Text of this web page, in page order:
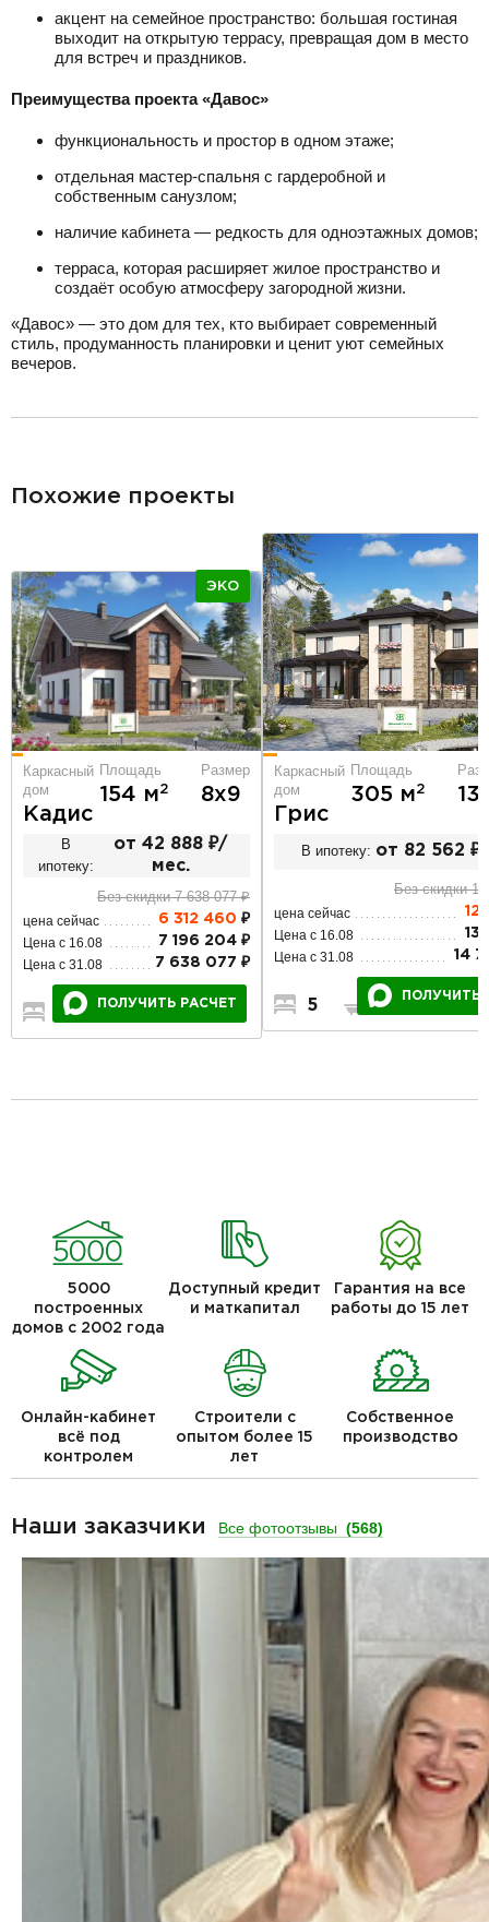
акцент на семейное пространство: большая гостиная
выходит на открытую террасу, превращая дом в место
для встреч и праздников.
Преимущества проекта «Давос»
функциональность и простор в одном этаже;
отдельная мастер-спальня с гардеробной и
собственным санузлом;
наличие кабинета — редкость для одноэтажных домов;
терраса, которая расширяет жилое пространство и
создаёт особую атмосферу загородной жизни.
«Давос» — это дом для тех, кто выбирает современный
стиль, продуманность планировки и ценит уют семейных
вечеров.
Похожие проекты
ЭКО
Каркасный
дом
Кадис
Площадь
154 м2
Размер
8х9
В
ипотеку:
от 42 888 ₽/
мес.
Без скидки 7 638 077 ₽
цена сейчас 6 312 460 ₽
Цена с 16.08 7 196 204 ₽
Цена с 31.08 7 638 077 ₽
5 3 2
ПОЛУЧИТЬ РАСЧЕТ
Каркасный
дом
Грис
Площадь
305 м2
В ипотеку: от 82 562
Без скидки
цена сейчас 12
Цена с 16.08 13
Цена с 31.08 14
5 5 2
ПОЛУЧИТЬ
5000
построенных
домов с 2002 года
Доступный кредит
и маткапитал
Гарантия на все
работы до 15 лет
Онлайн-кабинет
всё под
контролем
Строители с
опытом более 15
лет
Собственное
производство
Наши заказчики Все фотоотзывы (568)